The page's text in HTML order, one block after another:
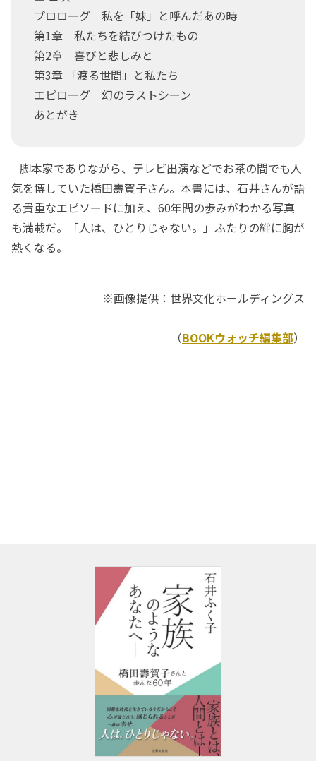
プロローグ 私を「妹」と呼んだあの時
第1章 私たちを結びつけたもの
第2章 喜びと悲しみと
第3章 「渡る世間」と私たち
エピローグ 幻のラストシーン
あとがき
脚本家でありながら、テレビ出演などでお茶の間でも人
気を博していた橋田壽賀子さん。本書には、石井さんが語
る貴重なエピソードに加え、60年間の歩みがわかる写真
も満載だ。「人は、ひとりじゃない。」ふたりの絆に胸が
熱くなる。
※画像提供：世界文化ホールディングス
（BOOKウォッチ編集部）